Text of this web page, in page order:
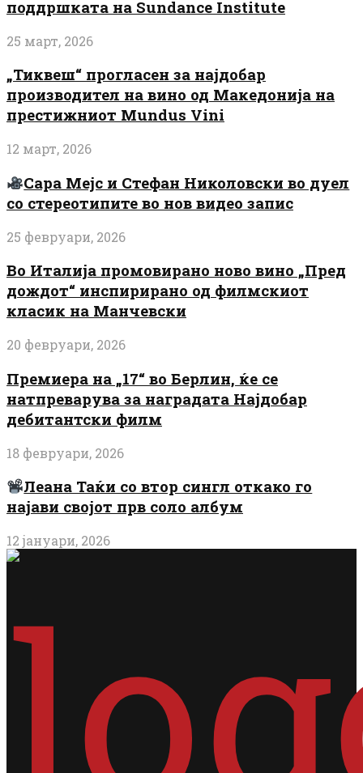
поддршката на Sundance Institute
25 март, 2026
„Тиквеш“ прогласен за најдобар
производител на вино од Македонија на
престижниот Mundus Vini
12 март, 2026
Сара Мејс и Стефан Николовски во дуел
со стереотипите во нов видео запис
25 февруари, 2026
Во Италија промовирано ново вино „Пред
дождот“ инспирирано од филмскиот
класик на Манчевски
20 февруари, 2026
Премиера на „17“ во Берлин, ќе се
натпреварува за наградата Најдобар
дебитантски филм
18 февруари, 2026
Леана Таќи со втор сингл откако го
најави својот прв соло албум
12 јануари, 2026